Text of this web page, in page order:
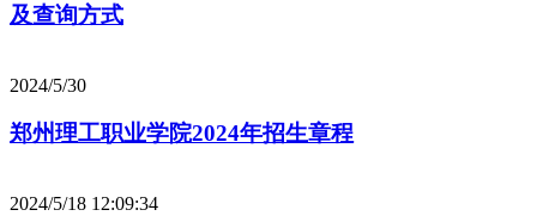
及查询方式
2024/5/30
郑州理工职业学院2024年招生章程
2024/5/18 12:09:34